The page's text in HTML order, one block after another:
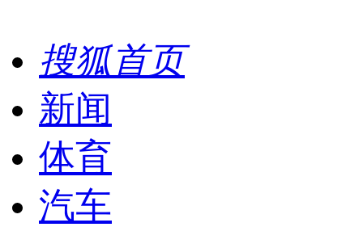
搜狐首页
新闻
体育
汽车